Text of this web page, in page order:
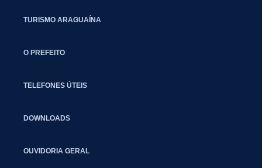
TURISMO ARAGUAÍNA
O PREFEITO
TELEFONES ÚTEIS
DOWNLOADS
OUVIDORIA GERAL